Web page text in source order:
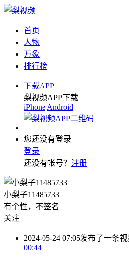
首页
人物
万象
排行榜
下载APP
梨视频APP下载
iPhone Android
您还没有登录
登录
还没有帐号？ 注册
小梨子11485733
有个性，不签名
关注
2024-05-24 07:05发布了一条视
00:44